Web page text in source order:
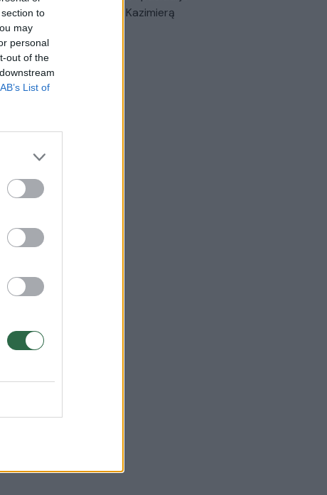
to
may
personal
out of the
List of
prisiminimais apie Kazimierą
Žinios Lietuvos diena